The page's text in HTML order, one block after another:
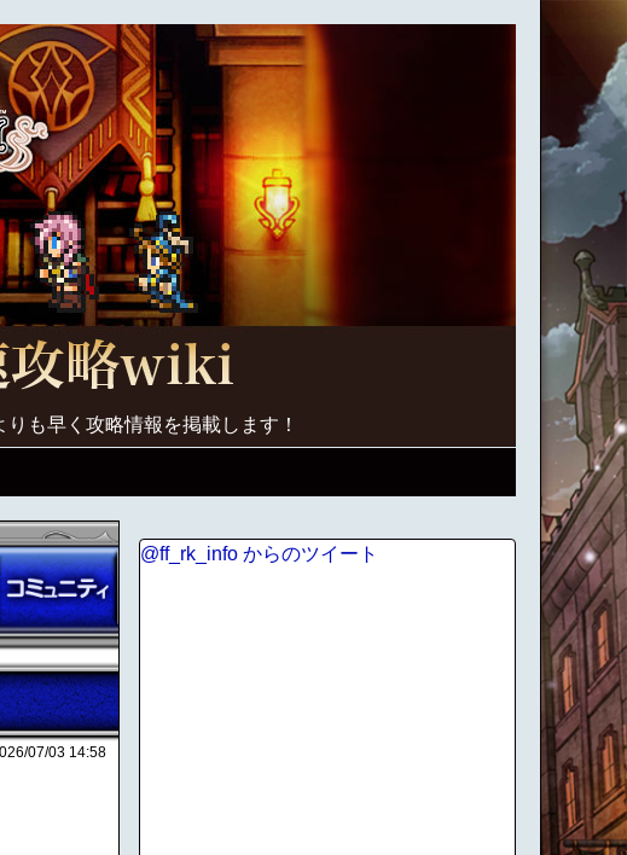
も早く攻略情報を掲載します！
07/03 14:58
@ff_rk_info からのツイート